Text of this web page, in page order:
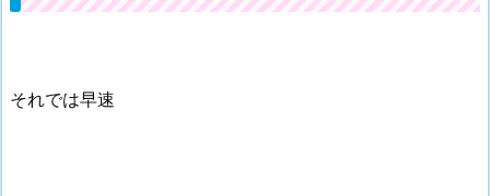
それでは早速